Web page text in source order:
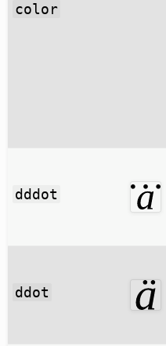
color
dddot
ddot